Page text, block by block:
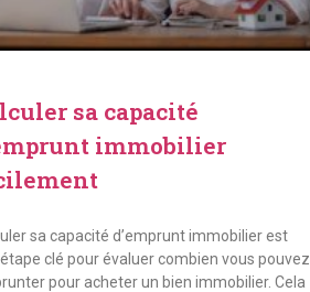
sa capacité
immobilier
sa capacité d’emprunt immobilier est
clé pour évaluer combien vous pouvez
pour acheter un bien immobilier. Cela